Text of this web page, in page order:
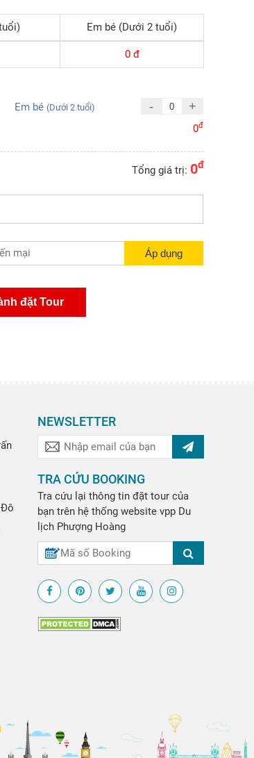
Em bé (Dưới 2 tuổi)
0đ
Em bé (Dưới 2 tuổi) - +
0đ
Tổng giá trị: 0đ
NEWSLETTER
TRA CỨU BOOKING
Tra cứu lại thông tin đặt tour của
bạn trên hệ thống website vpp Du
lịch Phượng Hoàng